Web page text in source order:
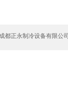
都正永制冷设备有限